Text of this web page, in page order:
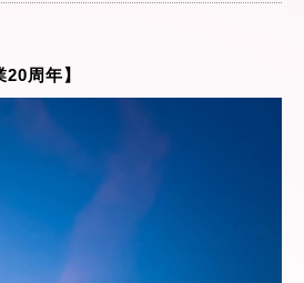
周年】